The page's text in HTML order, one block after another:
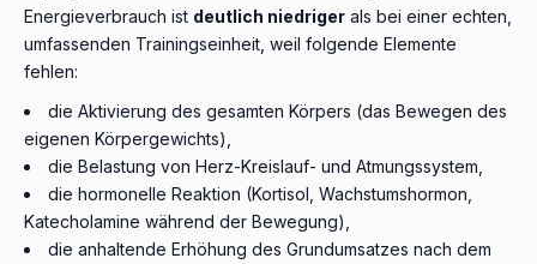
Energieverbrauch ist deutlich niedriger als bei einer echten,
umfassenden Trainingseinheit, weil folgende Elemente
fehlen:
die Aktivierung des gesamten Körpers (das Bewegen des
eigenen Körpergewichts),
die Belastung von Herz-Kreislauf- und Atmungssystem,
die hormonelle Reaktion (Kortisol, Wachstumshormon,
Katecholamine während der Bewegung),
die anhaltende Erhöhung des Grundumsatzes nach dem